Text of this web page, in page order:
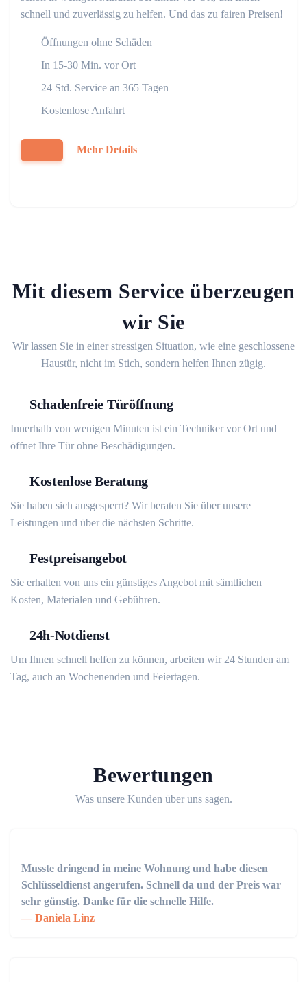
schnell und zuverlässig zu helfen. Und das zu fairen Preisen!
Öffnungen ohne Schäden
In 15-30 Min. vor Ort
24 Std. Service an 365 Tagen
Kostenlose Anfahrt
Mehr Details
Mit diesem Service überzeugen
wir Sie
Wir lassen Sie in einer stressigen Situation, wie eine geschlossene
Haustür, nicht im Stich, sondern helfen Ihnen zügig.
Schadenfreie Türöffnung
Innerhalb von wenigen Minuten ist ein Techniker vor Ort und
öffnet Ihre Tür ohne Beschädigungen.
Kostenlose Beratung
Sie haben sich ausgesperrt? Wir beraten Sie über unsere
Leistungen und über die nächsten Schritte.
Festpreisangebot
Sie erhalten von uns ein günstiges Angebot mit sämtlichen
Kosten, Materialen und Gebühren.
24h-Notdienst
Um Ihnen schnell helfen zu können, arbeiten wir 24 Stunden am
Tag, auch an Wochenenden und Feiertagen.
Bewertungen
Was unsere Kunden über uns sagen.
Musste dringend in meine Wohnung und habe diesen
Schlüsseldienst angerufen. Schnell da und der Preis war
sehr günstig. Danke für die schnelle Hilfe.
Daniela Linz